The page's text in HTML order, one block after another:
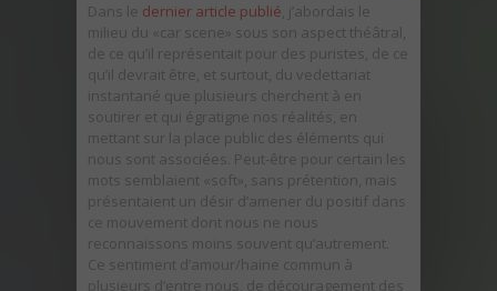
Dans le dernier article publié , j’abordais le
milieu du «car scene» sous son aspect théâtral,
de ce qu’il représentait pour des puristes, de ce
qu’il devrait être, et surtout, du vedettariat
instantané que plusieurs cherchent à en
soutirer et qui égratigne nos réalités, en
mettant sur la place public des éléments qui
nous sont associées. Peut-être pour certain les
mots semblaient «soft», sans prétention, mais
présentaient un désir d’amener du positif dans
ce mouvement dont nous ne nous
reconnaissons moins souvent qu’autrement.
Ce sentiment d’amour/haine commun à
plusieurs d’entre nous, de découragement des